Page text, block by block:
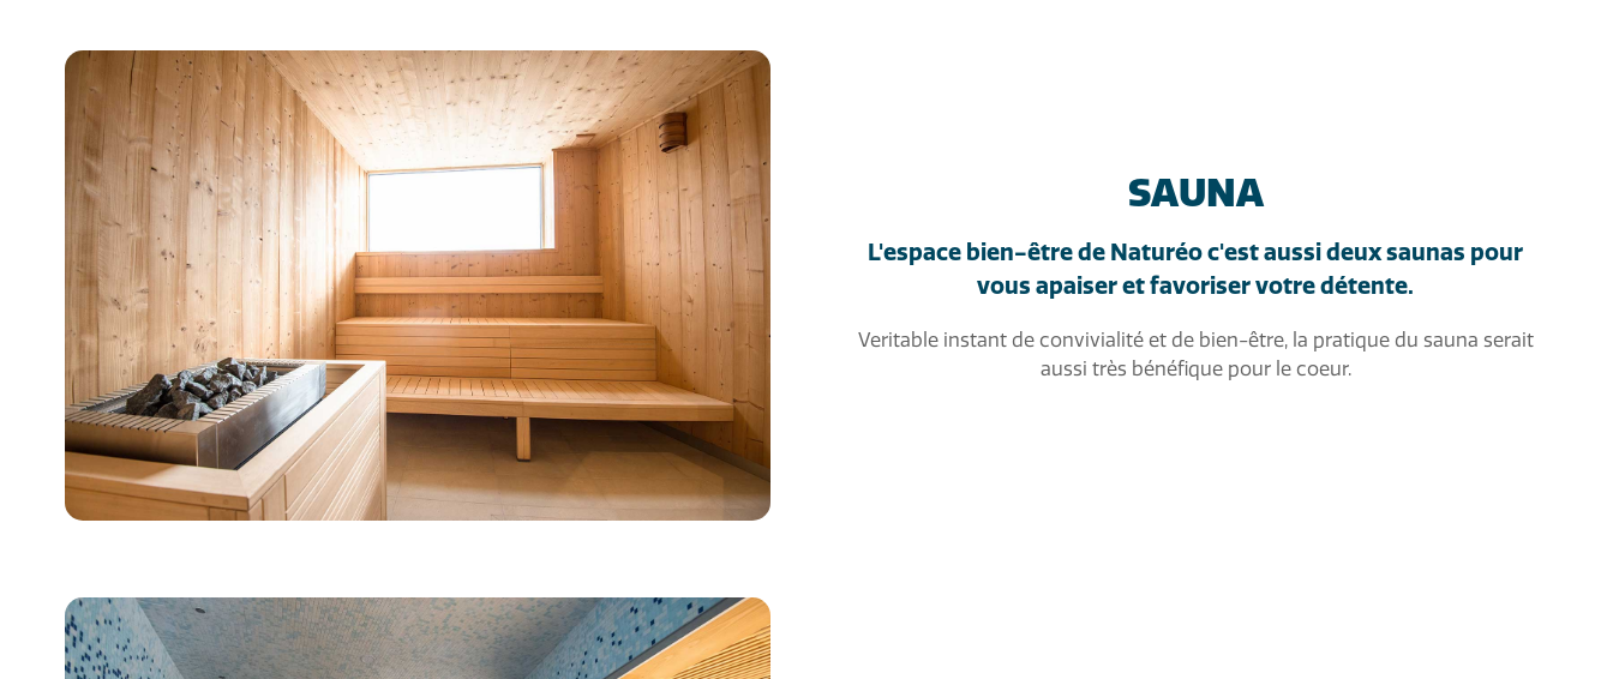
SAUNA
L'espace bien-être de Naturéo c'est aussi deux saunas pour
vous apaiser et favoriser votre détente.
Veritable instant de convivialité et de bien-être, la pratique du sauna serait
aussi très bénéfique pour le coeur.